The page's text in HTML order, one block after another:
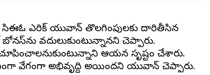
సిఈఓ ఎరిక్ యువాన్ తొలగింపులకు దారితీసిన
వదులుకుంటున్నానని చెప్పారు.
ఆయన సృష్టం చేశారు.